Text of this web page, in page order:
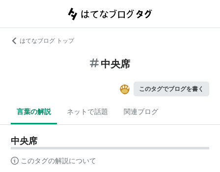
はてなブログ トップ
中央席
このタグでブログを書く
言葉の解説 ネットで話題 関連ブログ
中央席
このタグの解説について